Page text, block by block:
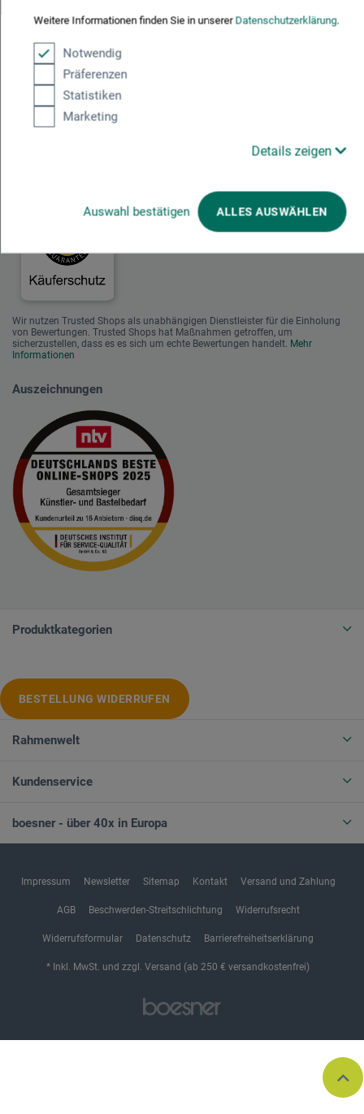
Weitere Informationen finden Sie in unserer Datenschutzerklärung.
Notwendig
Präferenzen
Statistiken
Marketing
Details zeigen
Auswahl bestätigen ALLES AUSWÄHLEN
Weitere Informationen zu unserer Teilnahme können Sie diesem
Zertifikat
entnehmen.
Zahlungsarten im Onlineshop
Wir nutzen Trusted Shops als unabhängigen Dienstleister für die Einholung
von Bewertungen. Trusted Shops hat Maßnahmen getroffen, um
sicherzustellen, dass es es sich um echte Bewertungen handelt. Mehr
Informationen
Auszeichnungen
Produktkategorien
BESTELLUNG WIDERRUFEN
Rahmenwelt
Kundenservice
boesner - über 40x in Europa
Impressum Newsletter Sitemap Kontakt Versand und Zahlung
AGB Beschwerden-Streitschlichtung Widerrufsrecht
Widerrufsformular Datenschutz Barrierefreiheitserklärung
* Inkl. MwSt. und zzgl. Versand (ab 250 € versandkostenfrei)